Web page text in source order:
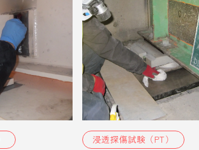
浸透探傷試験（PT）